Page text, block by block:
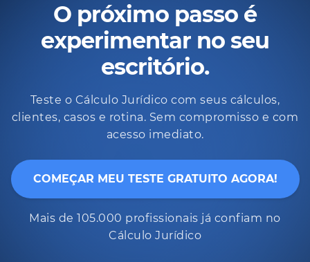
O próximo passo é
experimentar no seu
escritório.
Teste o Cálculo Jurídico com seus cálculos,
clientes, casos e rotina. Sem compromisso e com
acesso imediato.
COMEÇAR MEU TESTE GRATUITO AGORA!
Mais de 105.000 profissionais já confiam no
Cálculo Jurídico